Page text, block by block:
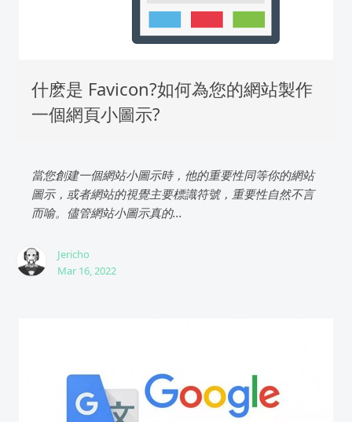
什麽是 Favicon?如何為您的網站製作
一個網頁小圖示?
當您創建一個網站小圖示時，他的重要性同等你的網站
圖示，或者網站的視覺主要標識符號，重要性自然不言
而喻。儘管網站小圖示真的...
Jericho
Mar 16, 2022